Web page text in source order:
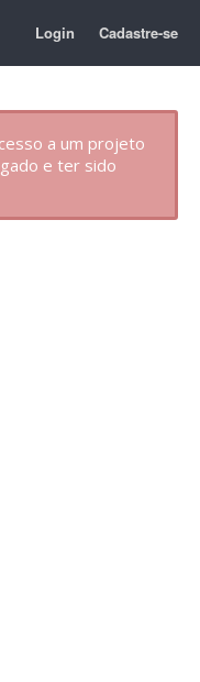
Login Cadastre-se
a um projeto
e ter sido